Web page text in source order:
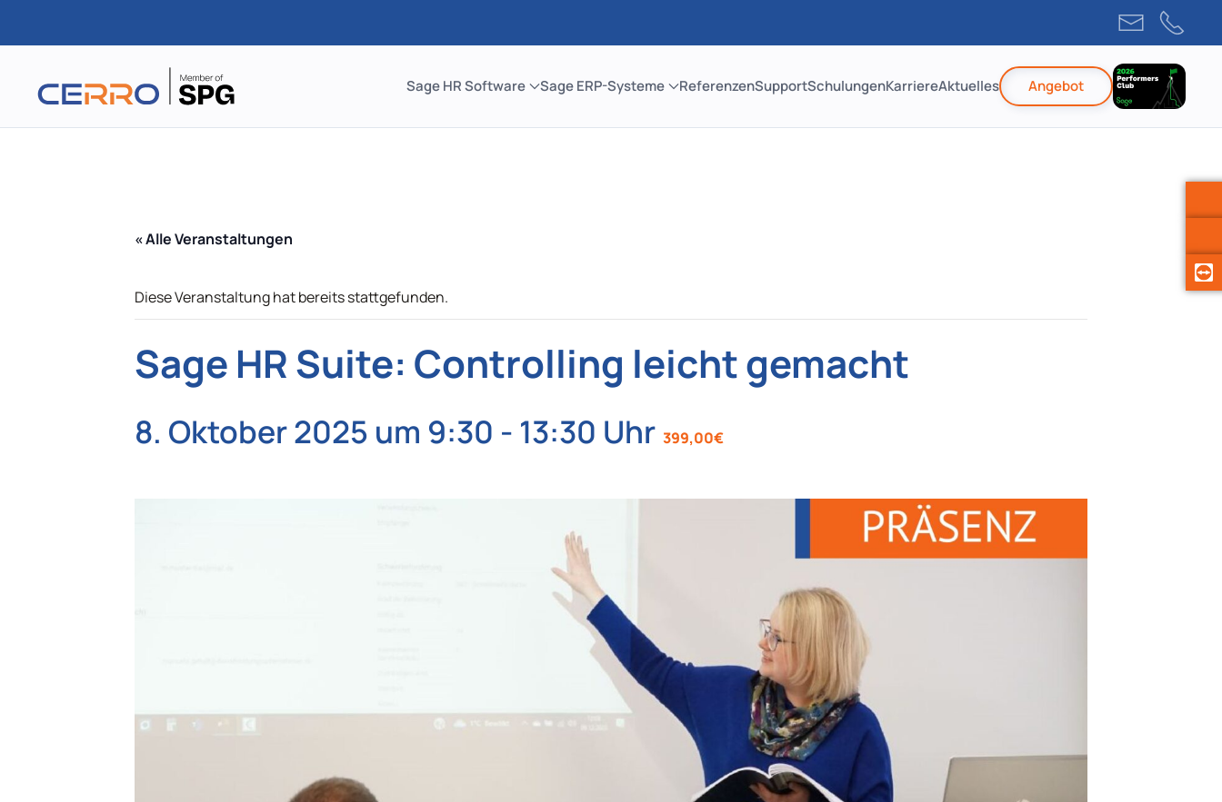
Zum
springen
Sage HR Software Sage ERP-Systeme ReferenzenSupportSchulungenKarriereAktuelles Angebot
« Alle Veranstaltungen
Diese Veranstaltung hat bereits stattgefunden.
Sage HR Suite: Controlling leicht gemacht
8. Oktober 2025 um 9:30 - 13:30 399,00€